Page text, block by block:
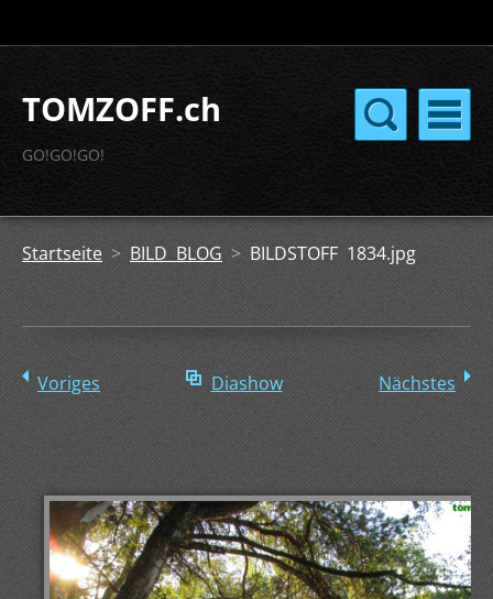
TOMZOFF.ch
GO!GO!GO!
Startseite > BILD BLOG > BILDSTOFF 1834.jpg
Voriges Diashow Nächstes